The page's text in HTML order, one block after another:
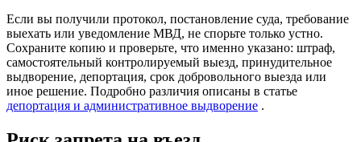
Если вы получили протокол, постановление суда, требование
выехать или уведомление МВД, не спорьте только устно.
Сохраните копию и проверьте, что именно указано: штраф,
самостоятельный контролируемый выезд, принудительное
выдворение, депортация, срок добровольного выезда или
иное решение. Подробно различия описаны в статье
депортация и административное выдворение .